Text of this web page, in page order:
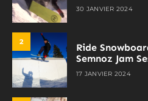
30 JANVIER 2024
2
Ride
Semnoz Jam
17 JANVIER 2024